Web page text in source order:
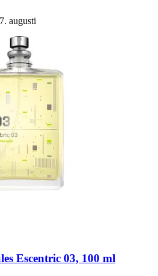
augusti
Escentric 03, 100 ml